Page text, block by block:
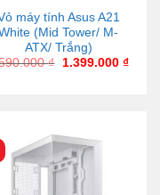
máy tính Asus A21
(Mid Tower/ M-
ATX/ Trắng)
₫ 1.399.000 ₫